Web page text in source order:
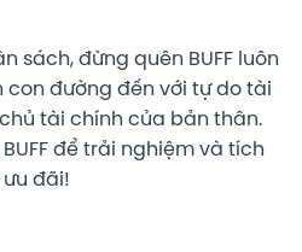
sách, đừng quên BUFF luôn
đường đến với tự do tài
tài chính của bản thân.
để trải nghiệm và tích
ưu đãi!